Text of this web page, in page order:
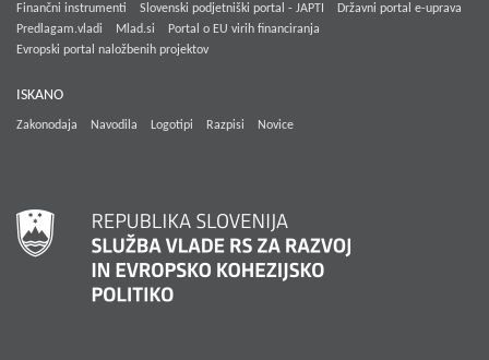
Finančni instrumenti
Slovenski podjetniški portal - JAPTI
Državni portal e-uprava
Predlagam.vladi
Mlad.si
Portal o EU virih financiranja
Evropski portal naložbenih projektov
ISKANO
Zakonodaja Navodila Logotipi Razpisi Novice